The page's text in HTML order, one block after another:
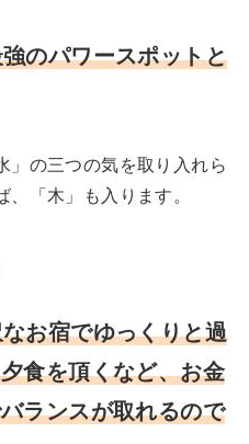
のパワースポットと
」の三つの気を取り入れら
「木」も入ります。
お宿でゆっくりと過
食を頂くなど、お金
ランスが取れるので